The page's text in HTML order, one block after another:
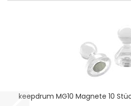
keepdrum MG10 Magnete 10